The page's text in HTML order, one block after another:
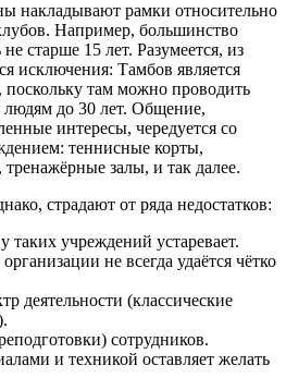
накладывают рамки относительно
Например, большинство
старше 15 лет. Разумеется, из
исключения: Тамбов является
там можно проводить
до 30 лет. Общение,
интересы, чередуется со
теннисные корты,
залы, и так далее.
страдают от ряда недостатков:
таких учреждений устаревает.
не всегда удаётся чётко
деятельности (классические
сотрудников.
и техникой оставляет желать